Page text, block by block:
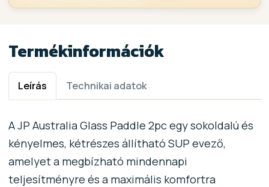
Termékinformációk
Leírás Technikai adatok
A JP Australia Glass Paddle 2pc egy sokoldalú és
kényelmes, kétrészes állítható SUP evező,
amelyet a megbízható mindennapi
teljesítményre és a maximális komfortra